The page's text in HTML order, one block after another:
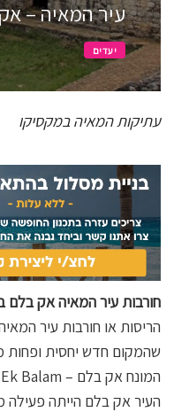
עיר המאיה –
יעדים
עתיקות המאיה במקסיקו
חורבות עיר המאיה אק בלם
שהמקום חדש יחסית ופחות